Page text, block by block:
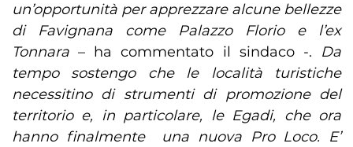
un’opportunità per apprezzare alcune bellezze
di Favignana come Palazzo Florio e l’ex
Tonnara – ha commentato il sindaco -. Da
tempo sostengo che le località turistiche
necessitino di strumenti di promozione del
territorio e, in particolare, le Egadi, che ora
hanno finalmente una nuova Pro Loco. E’